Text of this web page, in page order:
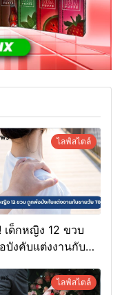
ไลฟ์สไตล์
เด็กหญิง 12 ขวบ
บังคับแต่งงานกับ
ไลฟ์สไตล์